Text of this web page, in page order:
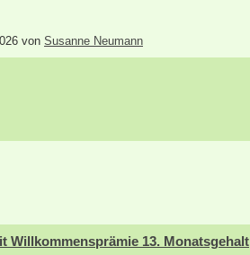
von Susanne Neumann
Willkommensprämie 13. Monatsgehalt